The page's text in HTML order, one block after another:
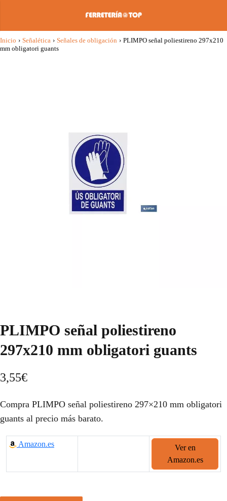
Inicio › Señalética › Señales de obligación › PLIMPO señal poliestireno 297x210
mm obligatori guants
PLIMPO señal poliestireno
297x210 mm obligatori guants
3,55€
Compra PLIMPO señal poliestireno 297×210 mm obligatori
guants al precio más barato.
Amazon.es
Ver en
Amazon.es